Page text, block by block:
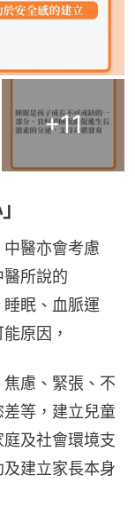
+11
醫亦會考慮
醫所說的
睡眠、血脈運
原因，
慮、緊張、不
等，建立兒童
及社會環境支
建立家長本身